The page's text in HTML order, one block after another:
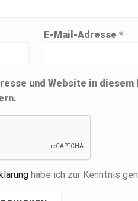
E-Mail-Adresse*
und Website in
habe ich zur Kenntnis